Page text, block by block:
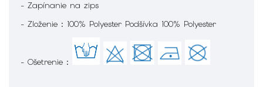
- Zapínanie na zips
- Zloženie : 100% Polyester Podšívka 100% Polyester
- Ošetrenie :